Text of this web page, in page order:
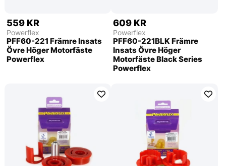
559 KR
Powerflex
PFF60-221 Främre Insats
Övre Höger Motorfäste
Powerflex
609 KR
Powerflex
PFF60-221BLK Främre
Insats Övre Höger
Motorfäste Black Series
Powerflex